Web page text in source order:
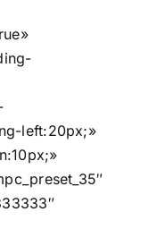
left:20px;»